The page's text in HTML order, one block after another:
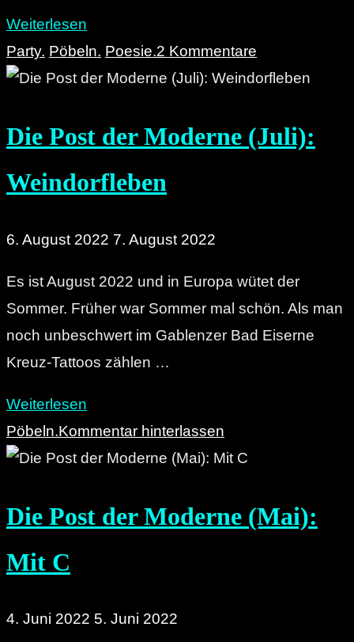
Weiterlesen
gegen
Kaßberg:
Viertel
spießiger?"
Party. Pöbeln. Poesie.2 Kommentare
Die Post der Moderne (Juli):
Weindorfleben
6. August 2022 7. August 2022
Es ist August 2022 und in Europa wütet der
Sommer. Früher war Sommer mal schön. Als man
noch unbeschwert im Gablenzer Bad Eiserne
Kreuz-Tattoos zählen …
Weiterlesen
Post
der
(Juli):
Pöbeln.Kommentar hinterlassen
Die Post der Moderne (Mai):
Mit C
4. Juni 2022 5. Juni 2022